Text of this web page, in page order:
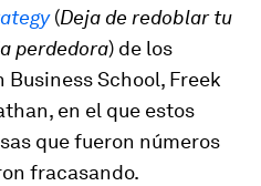
(Deja de redoblar tu
perdedora) de los
School, Freek
en el que estos
que fueron números
fracasando.